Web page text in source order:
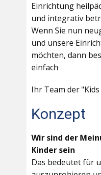
Einrichtung
und integrativ
Wenn Sie nun
und unsere
möchten, dann
einfach
Ihr Team der "Kids
Konzept
Wir sind der
Kinder sein
Das bedeutet für